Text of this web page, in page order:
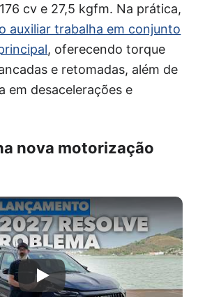
cv e 27,5 kgfm. Na prática,
auxiliar trabalha em conjunto
, oferecendo torque
e retomadas, além de
em desacelerações e
nova motorização